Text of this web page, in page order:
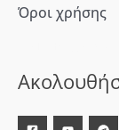
Όροι χρήσης